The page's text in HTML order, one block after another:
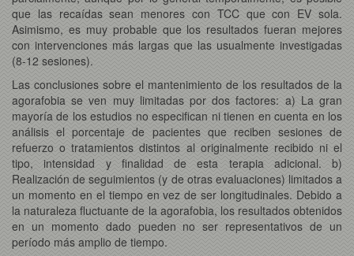
que las recaídas sean menores con TCC que con EV sola.
Asimismo, es muy probable que los resultados fueran mejores
con intervenciones más largas que las usualmente investigadas
(8-12 sesiones).
Las conclusiones sobre el mantenimiento de los resultados de la
agorafobia se ven muy limitadas por dos factores: a) La gran
mayoría de los estudios no especifican ni tienen en cuenta en los
análisis el porcentaje de pacientes que reciben sesiones de
refuerzo o tratamientos distintos al originalmente recibido ni el
tipo, intensidad y finalidad de esta terapia adicional. b)
Realización de seguimientos (y de otras evaluaciones) limitados a
un momento en el tiempo en vez de ser longitudinales. Debido a
la naturaleza fluctuante de la agorafobia, los resultados obtenidos
en un momento dado pueden no ser representativos de un
período más amplio de tiempo.